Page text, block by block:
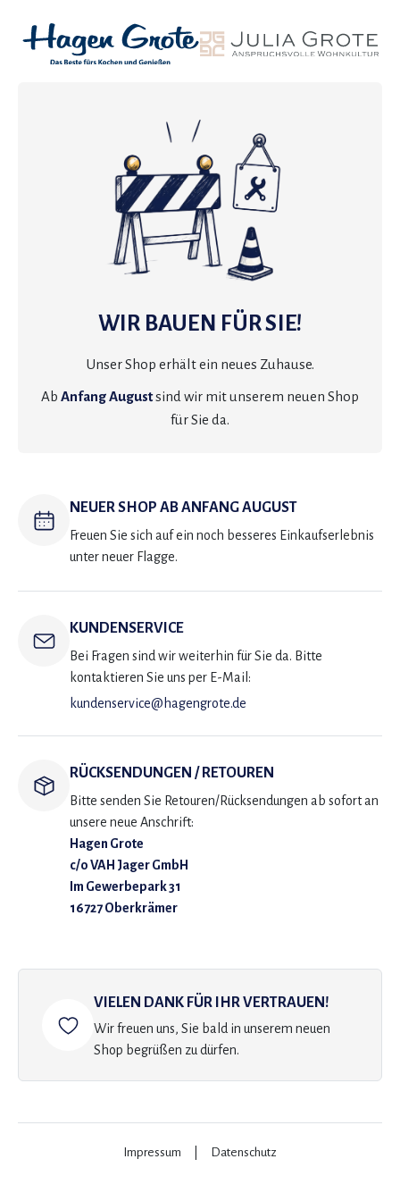
WIR BAUEN FÜR SIE!
Unser Shop erhält ein neues Zuhause.
Ab Anfang Augustsind wir mit unserem neuen Shop
für Sie da.
NEUER SHOP AB ANFANG AUGUST
Freuen Sie sich auf ein noch besseres Einkaufserlebnis
unter neuer Flagge.
KUNDENSERVICE
Bei Fragen sind wir weiterhin für Sie da. Bitte
kontaktieren Sie uns per E-Mail:
kundenservice@hagengrote.de
RÜCKSENDUNGEN / RETOUREN
Bitte senden Sie Retouren/Rücksendungen ab sofort an
unsere neue Anschrift:
Hagen Grote
c/o VAH Jager GmbH
Im Gewerbepark 31
16727 Oberkrämer
VIELEN DANK FÜR IHR VERTRAUEN!
Wir freuen uns, Sie bald in unserem neuen
Shop begrüßen zu dürfen.
Impressum Datenschutz